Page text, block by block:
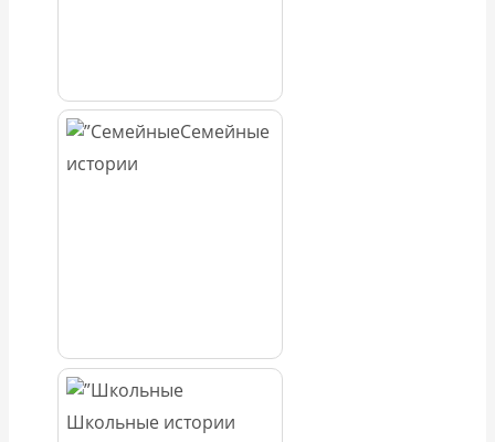
Семейные
истории
Школьные истории